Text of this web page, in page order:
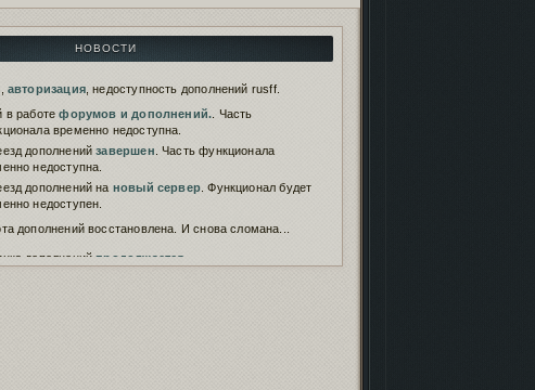
НОВОСТИ
авторизация, недоступность дополнений rusff.
в работефорумов и дополнений. . Часть
временно недоступна.
дополненийзавершен . Часть функционала
недоступна.
дополнений на новый сервер . Функционал будет
недоступен.
дополнений восстановлена. И снова сломана...
дополненийпродолжается
заброшенных форумов